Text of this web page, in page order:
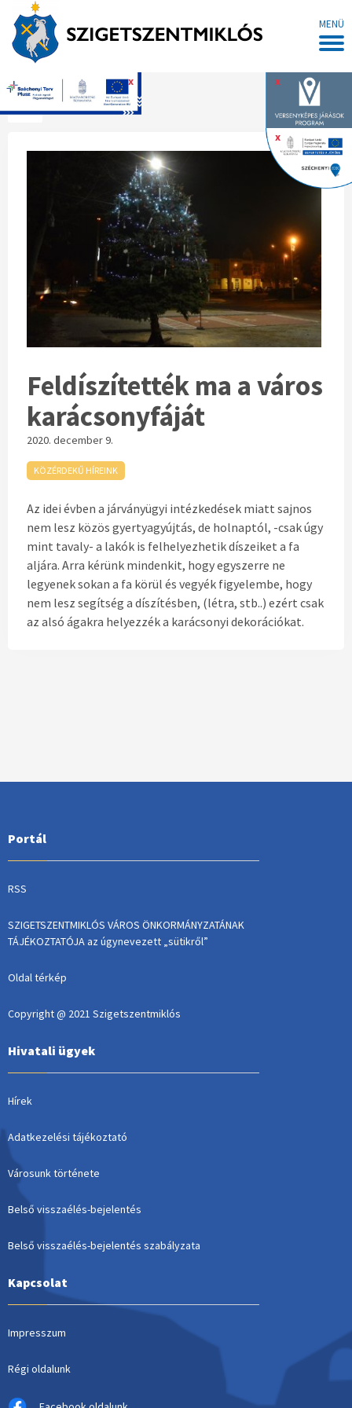
MENÜ
x
x
x
Főoldal
Feldíszítették ma a város
karácsonyfáját
2020. december 9.
KÖZÉRDEKŰ HÍREINK
Az idei évben a járványügyi intézkedések miatt sajnos
nem lesz közös gyertyagyújtás, de holnaptól, -csak úgy
mint tavaly- a lakók is felhelyezhetik díszeiket a fa
aljára. Arra kérünk mindenkit, hogy egyszerre ne
legyenek sokan a fa körül és vegyék figyelembe, hogy
nem lesz segítség a díszítésben, (létra, stb..) ezért csak
az alsó ágakra helyezzék a karácsonyi dekorációkat.
Portál
RSS
SZIGETSZENTMIKLÓS VÁROS ÖNKORMÁNYZATÁNAK
TÁJÉKOZTATÓJA az úgynevezett „sütikről”
Oldal térkép
Copyright @ 2021 Szigetszentmiklós
Hivatali ügyek
Hírek
Adatkezelési tájékoztató
Városunk története
Belső visszaélés-bejelentés
Belső visszaélés-bejelentés szabályzata
Kapcsolat
Impresszum
Régi oldalunk